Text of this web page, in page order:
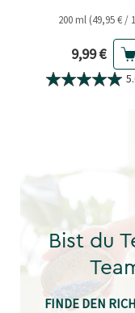
200 ml (49,95 € /
Aktueller
9,99 €
Bist du
FINDE DEN